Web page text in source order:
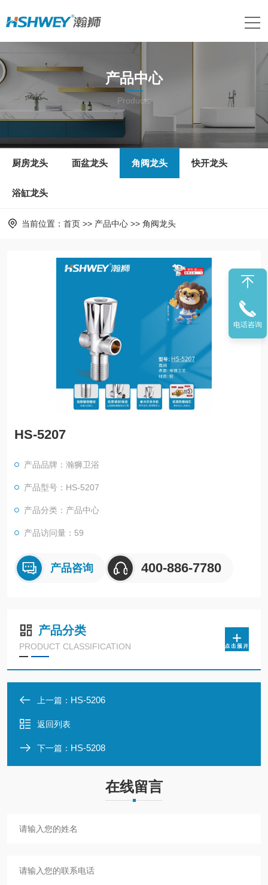
产品中心
Products
厨房龙头 面盆龙头 角阀龙头 快开龙头
浴缸龙头
当前位置： 首页 >> 产品中心 >> 角阀龙头
HS-5207
产品品牌：瀚狮卫浴
产品型号：HS-5207
产品分类：产品中心
产品访问量：59
产品咨询 400-886-7780
产品分类
PRODUCT CLASSIFICATION
上一篇： HS-5206
返回列表
下一篇： HS-5208
在线留言
电话咨询